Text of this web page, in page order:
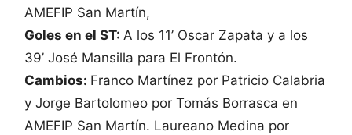
AMEFIP San Martín,
Goles en el ST: A los 11’ Oscar Zapata y a los
39’ José Mansilla para El Frontón.
Cambios: Franco Martínez por Patricio Calabria
y Jorge Bartolomeo por Tomás Borrasca en
AMEFIP San Martín. Laureano Medina por